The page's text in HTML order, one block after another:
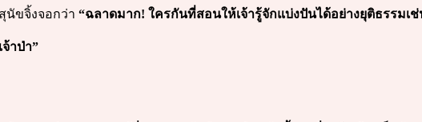
นัขจิ้งจอกว่า “ฉลาดมาก! ใครกันที่สอนให้เจ้ารู้จักแบ่งปันได้อย่างยุติธรรมเช่
าป่า”